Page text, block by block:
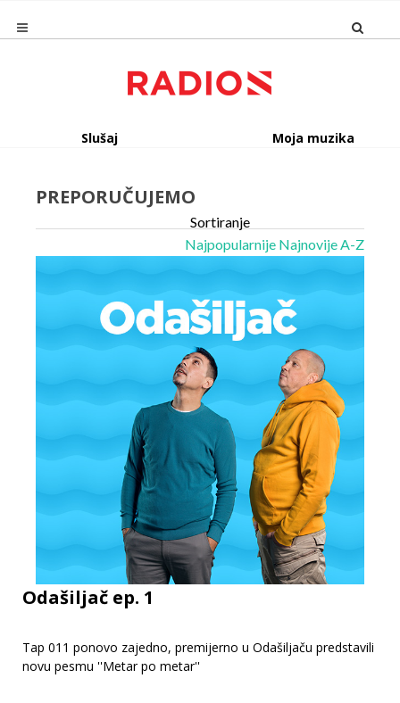
Slušaj Moja muzika
PREPORUČUJEMO
Sortiranje
Najpopularnije NajnovijeA-Z
Odašiljač ep. 1
Tap 011 ponovo zajedno, premijerno u Odašiljaču predstavili
novu pesmu ''Metar po metar''